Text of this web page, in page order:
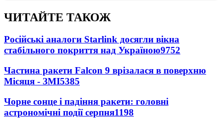
ЧИТАЙТЕ ТАКОЖ
Російські аналоги Starlink досягли вікна
стабільного покриття над Україною9752
Частина ракети Falcon 9 врізалася в поверхню
Місяця - ЗМІ5385
Чорне сонце і падіння ракети: головні
астрономічні події серпня1198